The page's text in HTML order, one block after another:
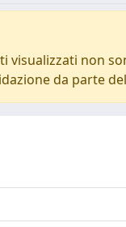
visualizzati non
da parte